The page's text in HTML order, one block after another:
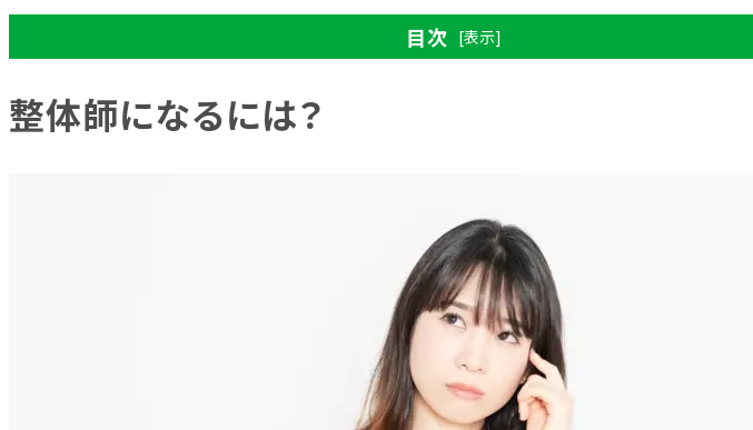
目次 [表示]
整体師になるには？
専門学校・大学・通信・独学を徹底比較
専門知識を備えた整体師を目指すなら専門学校がおすすめ
柔道整復師・あん摩マッサージ指圧師との違い
整体師になるには？